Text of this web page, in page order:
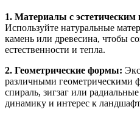
1. Материалы с
Используйте натуральные
камень или древесина, чтобы
естественности и тепла.
2. Геометрические формы:
различными геометрическими
спираль, зигзаг или
динамику и интерес к